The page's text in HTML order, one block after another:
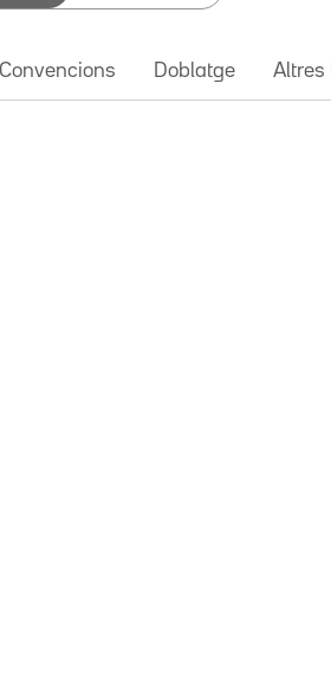
Convencions Doblatge Altres